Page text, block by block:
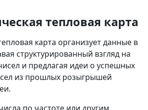
тепловая карта
карта организует данные в
структурированный взгляд на
и предлагая идеи о успешных
из прошлых розыгрышей